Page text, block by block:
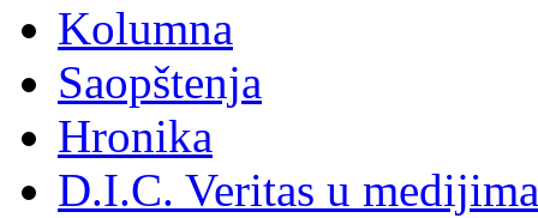
Kolumna
Saopštenja
Hronika
D.I.C. Veritas u medijima